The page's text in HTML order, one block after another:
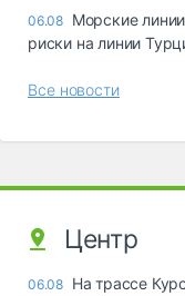
06.08 Морские
риски на линии
Все новости
Центр
06.08 На трассе